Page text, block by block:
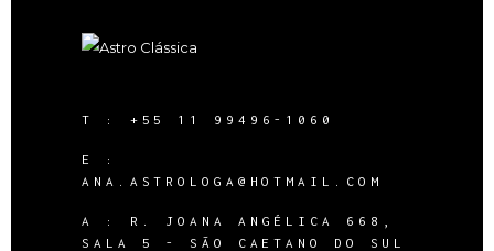
T : +55 11 99496-1060
E :
ANA.ASTROLOGA@HOTMAIL.COM
A :
R. JOANA ANGÉLICA 668,
SALA 5 - SÃO CAETANO DO SUL